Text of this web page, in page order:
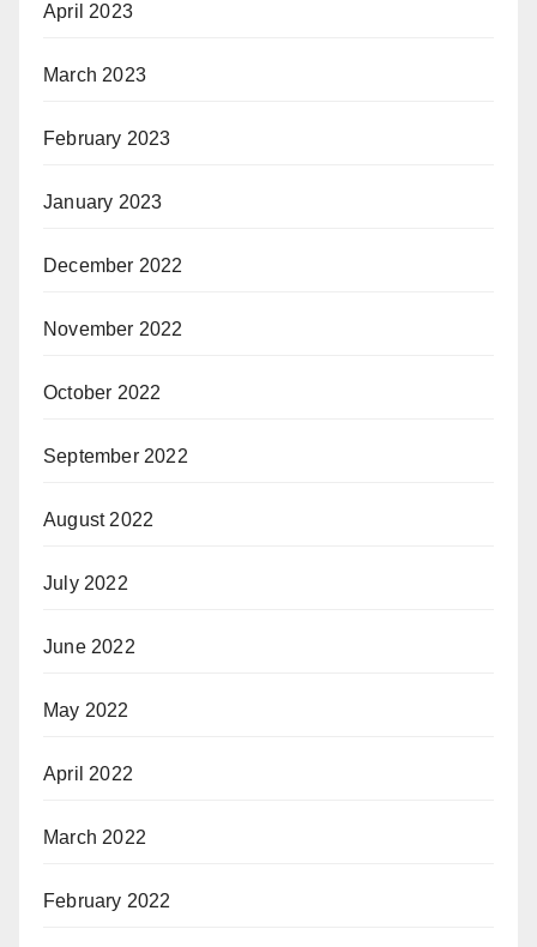
April 2023
March 2023
February 2023
January 2023
December 2022
November 2022
October 2022
September 2022
August 2022
July 2022
June 2022
May 2022
April 2022
March 2022
February 2022